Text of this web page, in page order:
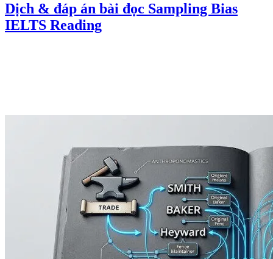
Dịch & đáp án bài đọc Sampling Bias
IELTS Reading